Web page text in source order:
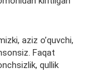
aziz o’quvchi,
Faqat
qullik